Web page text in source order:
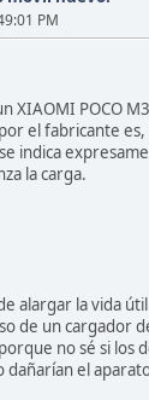
PM
XIAOMI POCO
el fabricante es,
indica
la carga.
alargar la vida
de un cargador
no sé si los
dañarían el